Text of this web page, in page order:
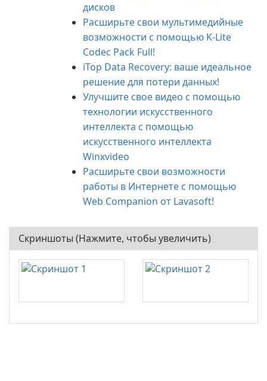
дисков
Расширьте свои мультимедийные
возможности с помощью K-Lite
Codec Pack Full!
iTop Data Recovery: ваше идеальное
решение для потери данных!
Улучшите свое видео с помощью
технологии искусственного
интеллекта с помощью
искусственного интеллекта
Winxvideo
Расширьте свои возможности
работы в Интернете с помощью
Web Companion от Lavasoft!
Скриншоты (Нажмите, чтобы увеличить)